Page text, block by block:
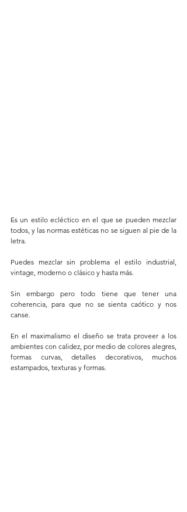
Es un estilo ecléctico en el que se pueden mezclar
todos, y las normas estéticas no se siguen al pie de la
letra.
Puedes mezclar sin problema el estilo industrial,
vintage, moderno o clásico y hasta más.
Sin embargo pero todo tiene que tener una
coherencia, para que no se sienta caótico y nos
canse.
En el maximalismo el diseño se trata proveer a los
ambientes con calidez, por medio de colores alegres,
formas curvas, detalles decorativos, muchos
estampados, texturas y formas.